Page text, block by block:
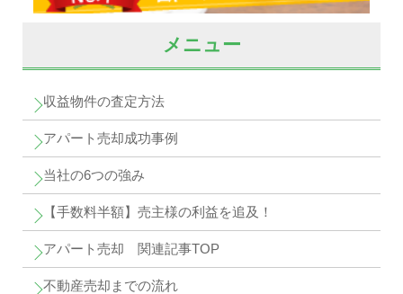
メニュー
収益物件の査定方法
アパート売却成功事例
当社の6つの強み
【手数料半額】売主様の利益を追及！
アパート売却 関連記事TOP
不動産売却までの流れ